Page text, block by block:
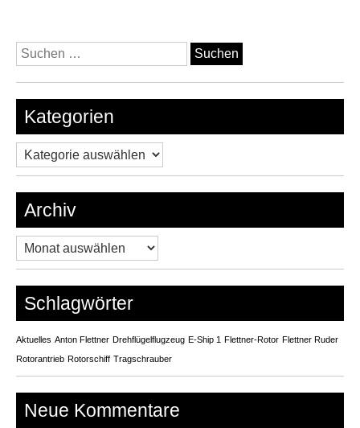
Suchen
nach:
Kategorien
Kategorien
Archiv
Archiv
Schlagwörter
Aktuelles Anton Flettner Drehflügelflugzeug E-Ship 1 Flettner-Rotor Flettner Ruder
Rotorantrieb Rotorschiff Tragschrauber
Neue Kommentare